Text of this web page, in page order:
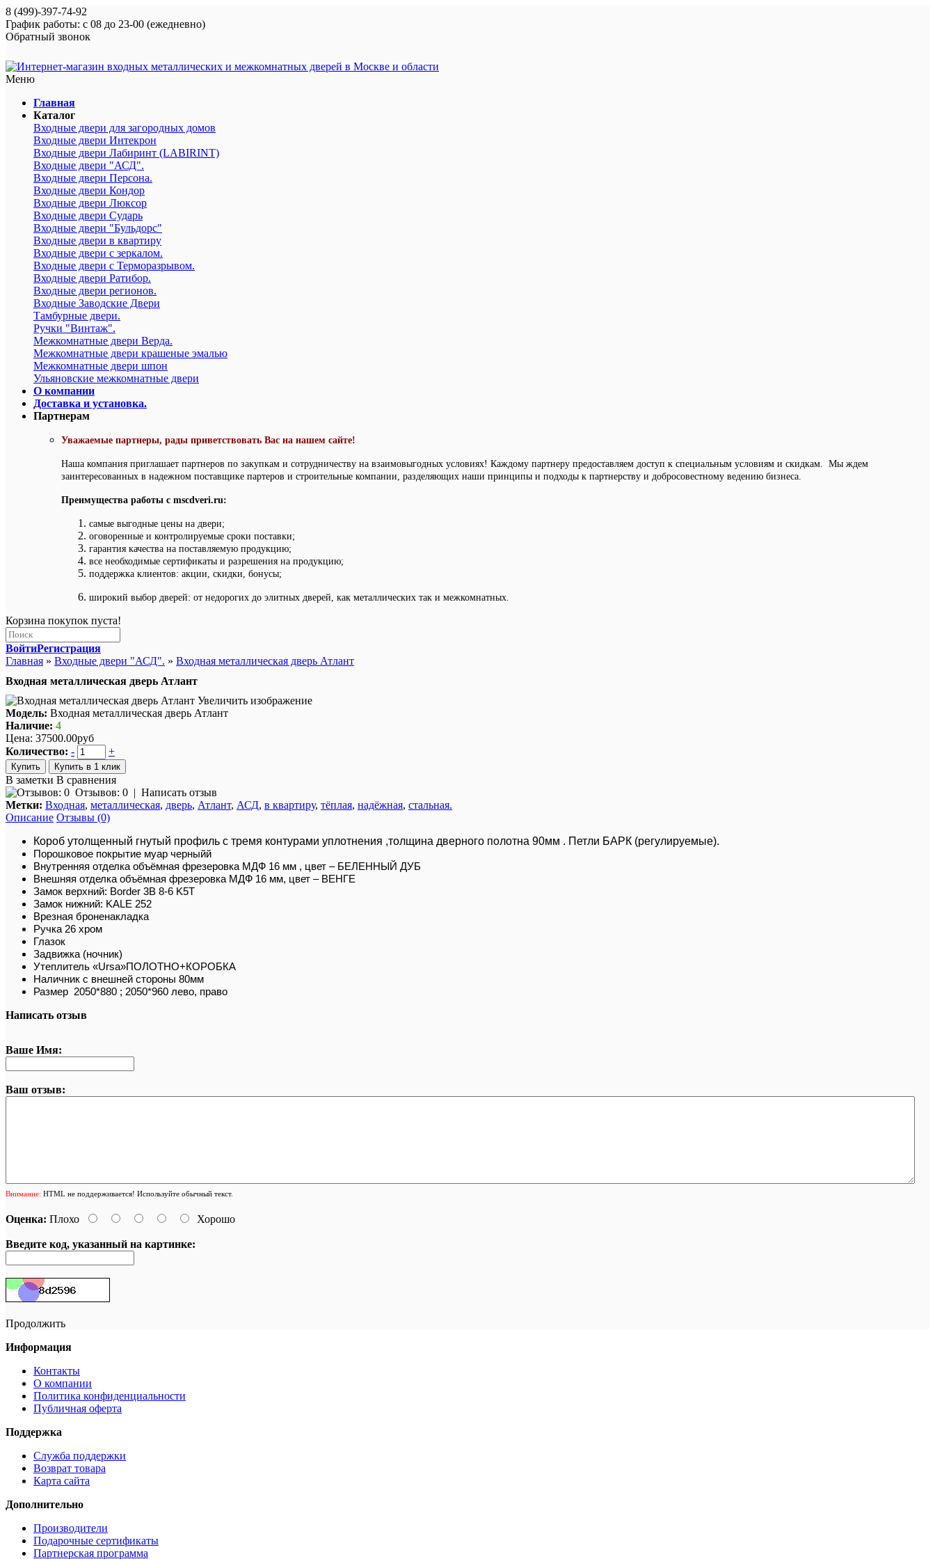
8 (499)-397-74-92
График работы: с 08 до 23-00 (ежедневно)
Обратный звонок
Меню
Главная
Каталог
Входные двери для загородных домов
Входные двери Интекрон
Входные двери Лабиринт (LABIRINT)
Входные двери "АСД".
Входные двери Персона.
Входные двери Кондор
Входные двери Люксор
Входные двери Сударь
Входные двери "Бульдорс"
Входные двери в квартиру
Входные двери с зеркалом.
Входные двери с Терморазрывом.
Входные двери Ратибор.
Входные двери регионов.
Входные Заводские Двери
Тамбурные двери.
Ручки "Винтаж".
Межкомнатные двери Верда.
Межкомнатные двери крашеные эмалью
Межкомнатные двери шпон
Ульяновские межкомнатные двери
О компании
Доставка и установка.
Партнерам
Уважаемые партнеры, рады приветствовать Вас на нашем сайте!
Наша компания приглашает партнеров по закупкам и сотрудничеству на взаимовыгодных условиях! Каждому партнеру предоставляем доступ к специальным условиям и скидкам. Мы ждем
заинтересованных в надежном поставщике партеров и строительные компании, разделяющих наши принципы и подходы к партнерству и добросовестному ведению бизнеса.
Преимущества работы с mscdveri.ru:
самые выгодные цены на двери;
оговоренные и контролируемые сроки поставки;
гарантия качества на поставляемую продукцию;
все необходимые сертификаты и разрешения на продукцию;
поддержка клиентов: акции, скидки, бонусы;
широкий выбор дверей: от недорогих до элитных дверей, как металлических так и межкомнатных.
Корзина покупок пуста!
ВойтиРегистрация
Главная » Входные двери "АСД". » Входная металлическая дверь Атлант
Входная металлическая дверь Атлант
Увеличить изображение
Модель: Входная металлическая дверь Атлант
Наличие: 4
Цена: 37500.00руб
Количество: - +
Купить в 1 клик
В заметки В сравнения
Отзывов: 0 | Написать отзыв
Метки: Входная, металлическая, дверь, Атлант, АСД, в квартиру, тёплая, надёжная, стальная.
Описание Отзывы (0)
Короб утолщенный гнутый профиль с тремя контурами уплотнения ,толщина дверного полотна 90мм . Петли БАРК (регулируемые).
Порошковое покрытие муар черныйй
Внутренняя отделка объёмная фрезеровка МДФ 16 мм , цвет – БЕЛЕННЫЙ ДУБ
Внешняя отделка объёмная фрезеровка МДФ 16 мм, цвет – ВЕНГЕ
Замок верхний: Border 3B 8-6 K5T
Замок нижний: KALE 252
Врезная броненакладка
Ручка 26 хром
Глазок
Задвижка (ночник)
Утеплитель «Ursa»ПОЛОТНО+КОРОБКА
Наличник с внешней стороны 80мм
Размер 2050*880 ; 2050*960 лево, право
Написать отзыв
Ваше Имя:
Ваш отзыв:
Внимание: HTML не поддерживается! Используйте обычный текст.
Оценка: Плохо Хорошо
Введите код, указанный на картинке:
Продолжить
Информация
Контакты
О компании
Политика конфиденциальности
Публичная оферта
Поддержка
Служба поддержки
Возврат товара
Карта сайта
Дополнительно
Производители
Подарочные сертификаты
Партнерская программа